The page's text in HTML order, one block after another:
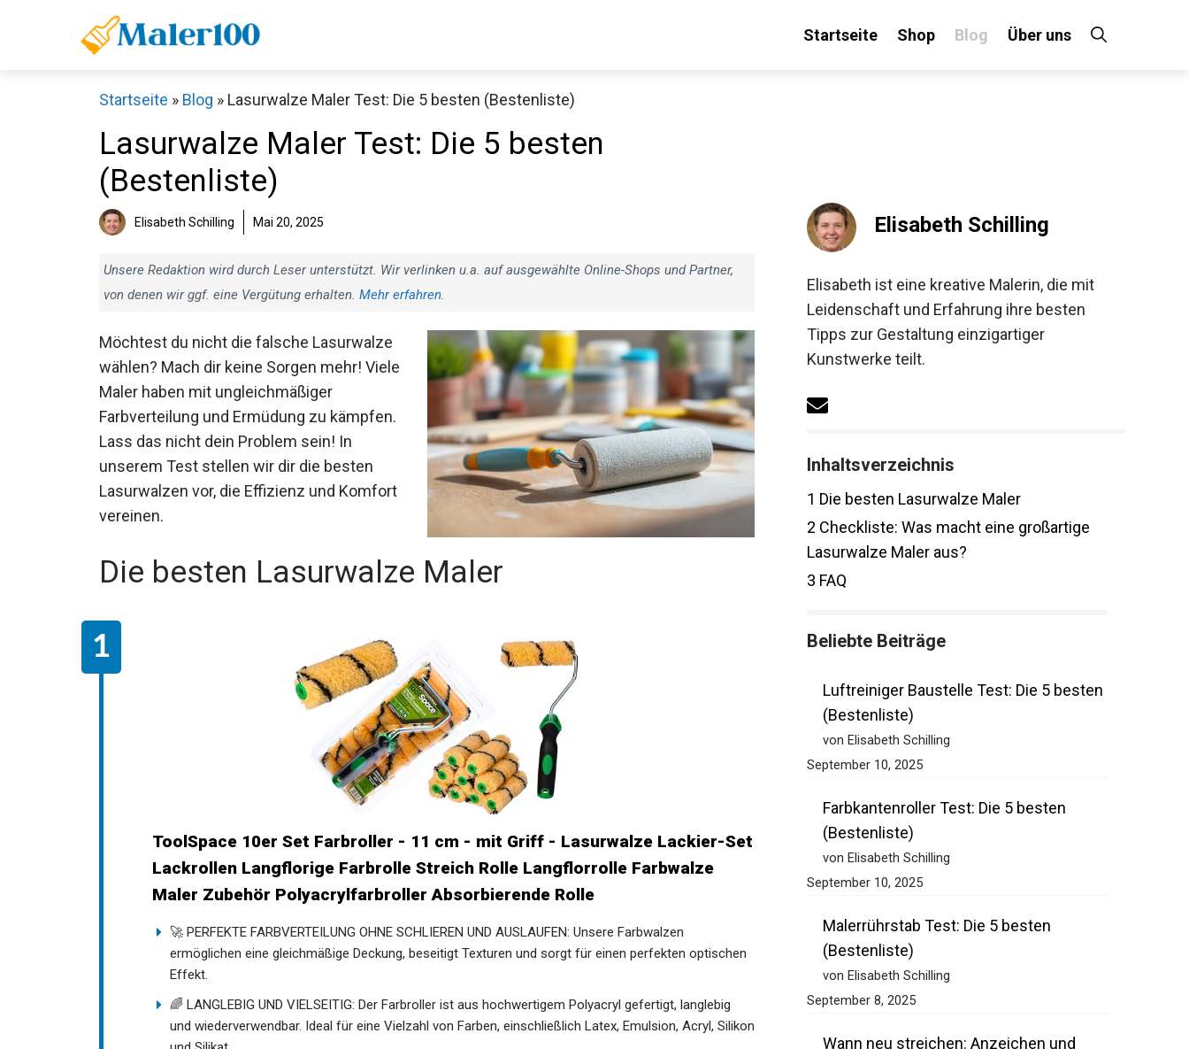
Startseite Shop Blog Über uns
Startseite » Blog » Lasurwalze Maler Test: Die 5 besten (Bestenliste)
Lasurwalze Maler Test: Die 5 besten
(Bestenliste)
Elisabeth Schilling Mai 20, 2025
Unsere Redaktion wird durch Leser unterstützt. Wir verlinken u.a. auf ausgewählte Online-Shops und Partner,
von denen wir ggf. eine Vergütung erhalten. Mehr erfahren.
Möchtest du nicht die falsche Lasurwalze
wählen? Mach dir keine Sorgen mehr! Viele
Maler haben mit ungleichmäßiger
Farbverteilung und Ermüdung zu kämpfen.
Lass das nicht dein Problem sein! In
unserem Test stellen wir dir die besten
Lasurwalzen vor, die Effizienz und Komfort
vereinen.
Die besten Lasurwalze Maler
ToolSpace 10er Set Farbroller - 11 cm - mit Griff - Lasurwalze Lackier-Set
Lackrollen Langflorige Farbrolle Streich Rolle Langflorrolle Farbwalze
Maler Zubehör Polyacrylfarbroller Absorbierende Rolle
🚀 PERFEKTE FARBVERTEILUNG OHNE SCHLIEREN UND AUSLAUFEN: Unsere Farbwalzen
ermöglichen eine gleichmäßige Deckung, beseitigt Texturen und sorgt für einen perfekten optischen
Effekt.
🌈 LANGLEBIG UND VIELSEITIG: Der Farbroller ist aus hochwertigem Polyacryl gefertigt, langlebig
und wiederverwendbar. Ideal für eine Vielzahl von Farben, einschließlich Latex, Emulsion, Acryl, Silikon
Elisabeth Schilling
Elisabeth ist eine kreative Malerin, die mit
Leidenschaft und Erfahrung ihre besten
Tipps zur Gestaltung einzigartiger
Kunstwerke teilt.
Inhaltsverzeichnis
1 Die besten Lasurwalze Maler
2 Checkliste: Was macht eine großartige
Lasurwalze Maler aus?
3 FAQ
Beliebte Beiträge
Luftreiniger Baustelle Test: Die 5 besten
(Bestenliste)
von Elisabeth Schilling
September 10, 2025
Farbkantenroller Test: Die 5 besten
(Bestenliste)
von Elisabeth Schilling
September 10, 2025
Malerrührstab Test: Die 5 besten
(Bestenliste)
von Elisabeth Schilling
September 8, 2025
Wann neu streichen: Anzeichen und